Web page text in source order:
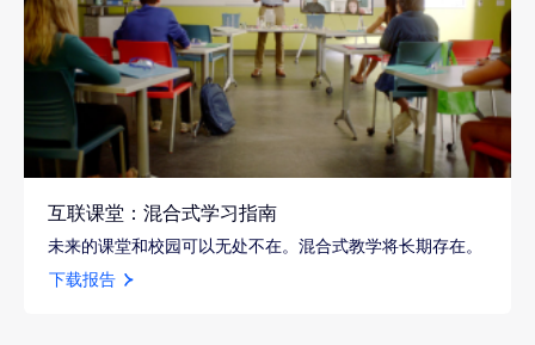
互联课堂：混合式学习指南
未来的课堂和校园可以无处不在。混合式教学将长期存在。
下载报告